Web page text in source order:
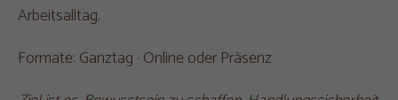
Arbeitsalltag.
Formate: Ganztag · Online oder Präsenz